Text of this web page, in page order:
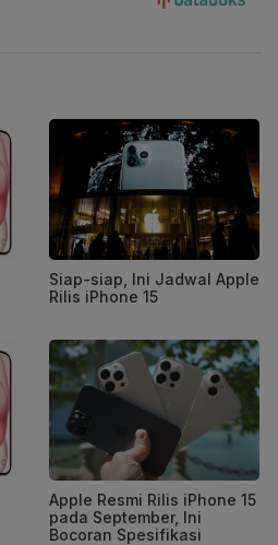
Siap-siap, Ini Jadwal Apple
Rilis iPhone 15
Apple Resmi Rilis iPhone 15
pada September, Ini
Bocoran Spesifikasi